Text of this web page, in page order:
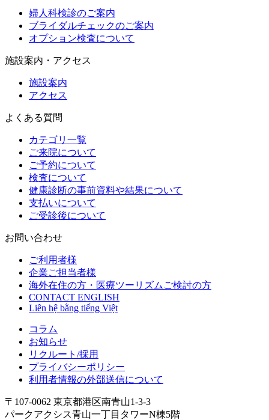
婦人科検診のご案内
ブライダルチェックのご案内
オプション検査について
施設案内・アクセス
施設案内
アクセス
よくある質問
カテゴリ一覧
ご来院について
ご予約について
検査について
健康診断の事前資料や結果について
支払いについて
ご受診後について
お問い合わせ
ご利用者様
企業ご担当者様
海外在住の方・医療ツーリズムご検討の方
CONTACT ENGLISH
Liên hệ bằng tiếng Việt
コラム
お知らせ
リクルート/採用
プライバシーポリシー
利用者情報の外部送信について
〒107-0062 東京都港区南青山1-3-3
パークアクシス青山一丁目タワーN棟5階